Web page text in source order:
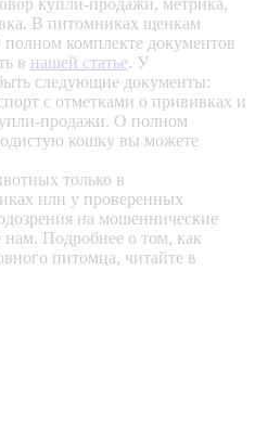
купли-продажи, метрика,
В питомниках щенкам
комплекте документов
в нашей статье. У
следующие документы:
с отметками о прививках и
продажи. О полном
кошку вы можете
только в
или у проверенных
на мошеннические
нам. Подробнее о том, как
питомца, читайте в